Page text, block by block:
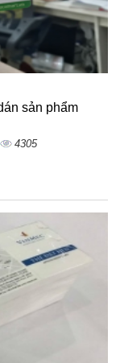
sản phẩm
4305